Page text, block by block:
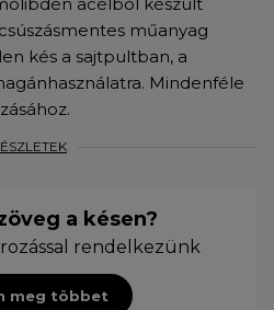
műanyag
kés a sajtpultban, a
Mindenféle
a késen?
rendelkezünk
meg többet